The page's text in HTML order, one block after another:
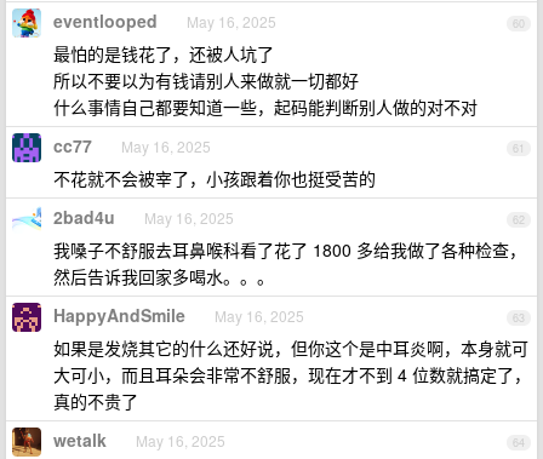
60
eventlooped May 16, 2025
最怕的是钱花了，还被人坑了
所以不要以为有钱请别人来做就一切都好
什么事情自己都要知道一些，起码能判断别人做的对不对
61
cc77 May 16, 2025
不花就不会被宰了，小孩跟着你也挺受苦的
62
2bad4u May 16, 2025
我嗓子不舒服去耳鼻喉科看了花了 1800 多给我做了各种检查，
然后告诉我回家多喝水。。。
63
HappyAndSmile May 16, 2025
如果是发烧其它的什么还好说，但你这个是中耳炎啊，本身就可
大可小，而且耳朵会非常不舒服，现在才不到 4 位数就搞定了，
真的不贵了
64
wetalk May 16, 2025